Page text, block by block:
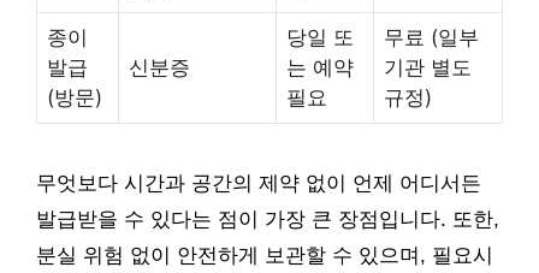
종이
발급
(방문)
신분증
당일 또
는 예약
필요
무료 (일부
기관 별도
규정)
무엇보다 시간과 공간의 제약 없이 언제 어디서든
발급받을 수 있다는 점이 가장 큰 장점입니다. 또한,
분실 위험 없이 안전하게 보관할 수 있으며, 필요시